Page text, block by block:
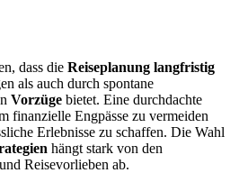
dass die Reiseplanung langfristig
als auch durch spontane
Vorzüge bietet. Eine durchdachte
finanzielle Engpässe zu vermeiden
Erlebnisse zu schaffen. Die Wahl
hängt stark von den
Reisevorlieben ab.